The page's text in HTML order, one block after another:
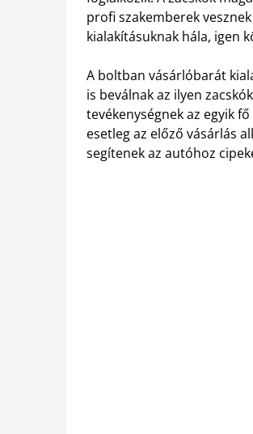
profi szakemberek
kialakításuknak hála, igen
A boltban vásárlóbarát
is beválnak az ilyen
tevékenységnek az egyik
esetleg az előző vásárlás
segítenek az autóhoz